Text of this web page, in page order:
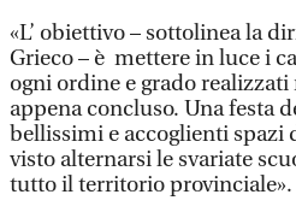
«L’ obiettivo – sottolinea la
Grieco – è mettere in luce i
ogni ordine e grado
appena concluso. Una festa
bellissimi e accoglienti spazi
visto alternarsi le svariate
tutto il territorio provinciale».